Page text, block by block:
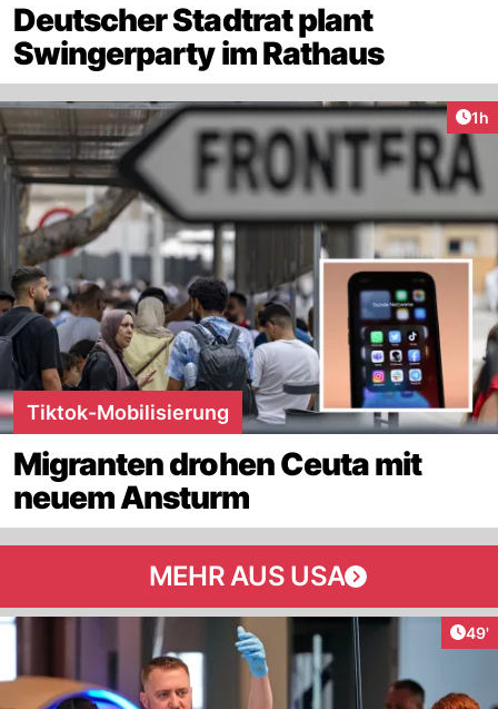
Deutscher Stadtrat plant
Swingerparty im Rathaus
1h
Tiktok-Mobilisierung
Migranten drohen Ceuta mit
neuem Ansturm
MEHR AUS USA
49'